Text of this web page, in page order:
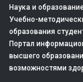
Наука и
Учебно-
образования
Портал
высшего
возможностями